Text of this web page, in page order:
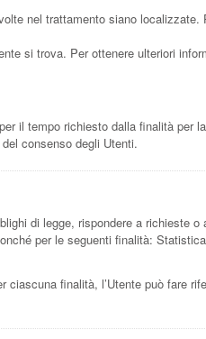
nel trattamento siano
si trova. Per ottenere ulteriori
il tempo richiesto dalla finalità per
consenso degli Utenti.
di legge, rispondere a richieste
per le seguenti finalità:
finalità, l’Utente può fare